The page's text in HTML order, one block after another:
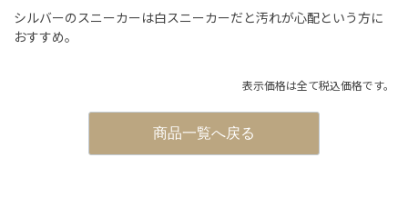
シルバーのスニーカーは白スニーカーだと汚れが心配という方に
おすすめ。
表示価格は全て税込価格です。
商品一覧へ戻る